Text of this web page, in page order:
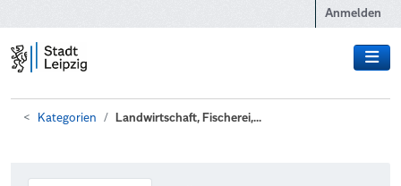
Anmelden
Kategorien Landwirtschaft, Fischerei,...